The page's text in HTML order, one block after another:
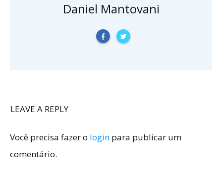
Daniel Mantovani
LEAVE A REPLY
Você precisa fazer o login para publicar um
comentário.